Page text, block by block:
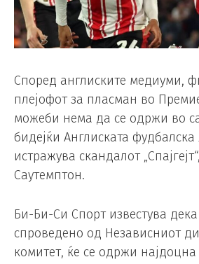
Според англиските медиуми,
плејофот за пласман во
можеби нема да се одржи во
бидејќи Англиската
истражува скандалот
Саутемптон.
Би-Би-Си Спорт известува
спроведено од Независниот
комитет, ќе се одржи најдоцна